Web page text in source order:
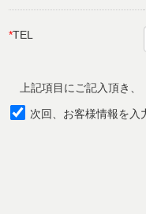
*TEL
上記項目にご記入頂き、
次回、お客様情報を入